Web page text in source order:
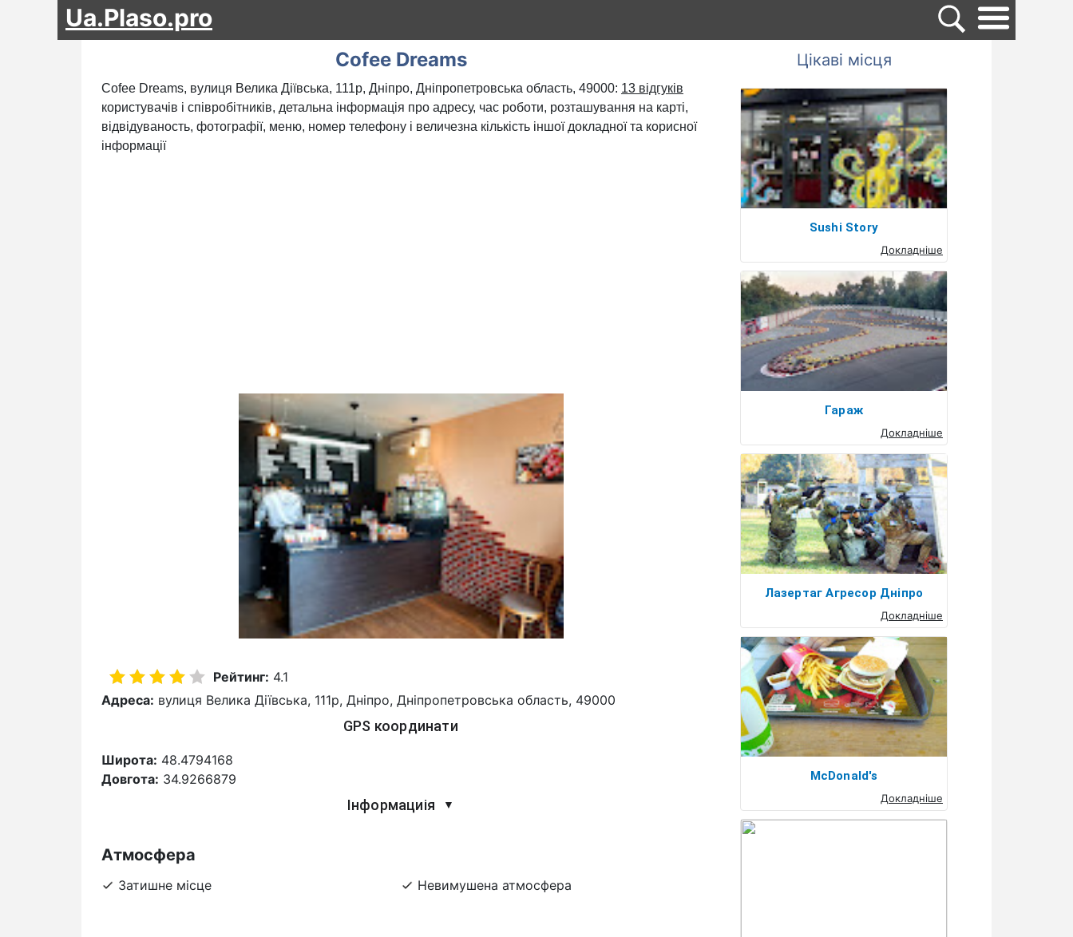
Ua.Plaso.pro
Cofee Dreams
Cofee Dreams, вулиця Велика Діївська, 111р, Дніпро, Дніпропетровська область, 49000: 13 відгуків
користувачів і співробітників, детальна інформація про адресу, час роботи, розташування на карті,
відвідуваность, фотографії, меню, номер телефону і величезна кількість іншої докладної та корисної
інформації
Рейтинг: 4.1
Адреса: вулиця Велика Діївська, 111р, Дніпро, Дніпропетровська область, 49000
GPS координати
Широта: 48.4794168
Довгота: 34.9266879
Інформациія ▼
Атмосфера
Затишне місце Невимушена атмосфера
Цікаві місця
Sushi Story
Докладніше
Гараж
Докладніше
Лазертаг Агресор Дніпро
Докладніше
McDonald's
Докладніше